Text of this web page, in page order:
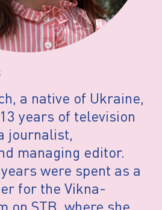
a native of Ukraine,
years of television
journalist,
managing editor.
were spent as a
for the Vikna-
on STB, where she